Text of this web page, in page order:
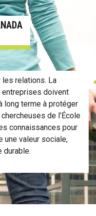
Canada plus vert
les relations. La
doivent
long terme à protéger
de l’École
connaissances pour
une valeur sociale,
durable.